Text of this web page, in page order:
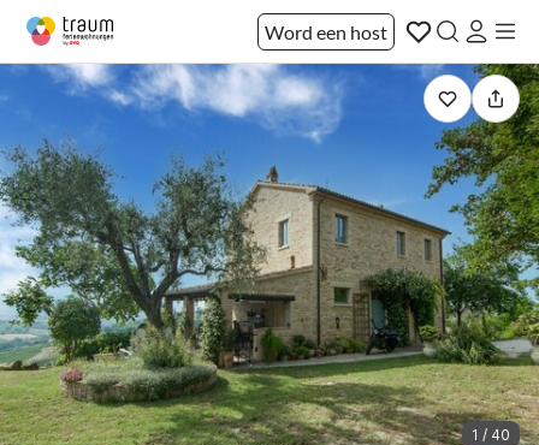
Word een host
1 / 40